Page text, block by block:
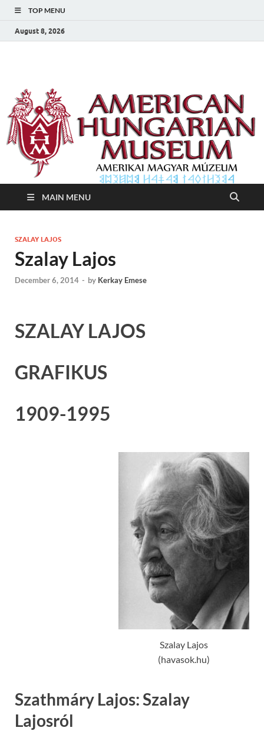
TOP MENU
August 8, 2026
Amerikai Magyar
Múzeum
MAIN MENU
SZALAY LAJOS
Szalay Lajos
December 6, 2014 - by Kerkay Emese
SZALAY LAJOS
GRAFIKUS
1909-1995
Szalay Lajos
(havasok.hu)
Szathmáry Lajos: Szalay
Lajosról